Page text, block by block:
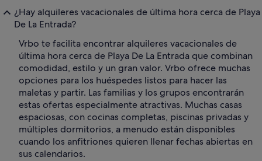
¿Hay alquileres vacacionales de última hora cerca de Playa
De La Entrada?
Vrbo te facilita encontrar alquileres vacacionales de
última hora cerca de Playa De La Entrada que combinan
comodidad, estilo y un gran valor. Vrbo ofrece muchas
opciones para los huéspedes listos para hacer las
maletas y partir. Las familias y los grupos encontrarán
estas ofertas especialmente atractivas. Muchas casas
espaciosas, con cocinas completas, piscinas privadas y
múltiples dormitorios, a menudo están disponibles
cuando los anfitriones quieren llenar fechas abiertas en
sus calendarios.